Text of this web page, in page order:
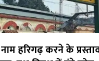
हरिगढ़ करने के